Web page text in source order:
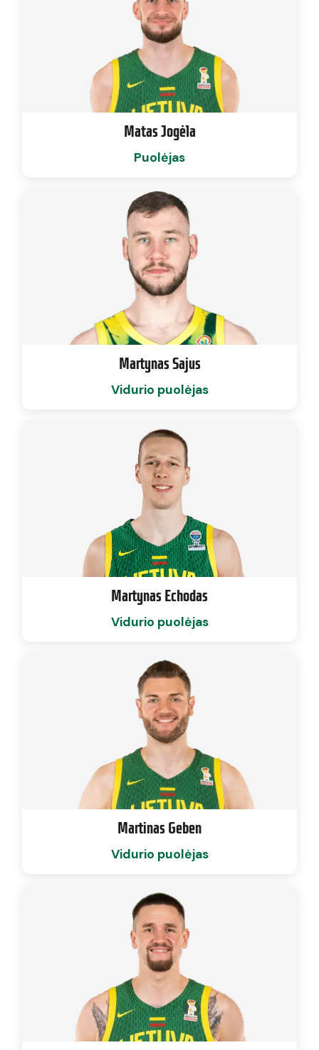
Matas Jogėla
Puolėjas
Martynas Sajus
Vidurio puolėjas
Martynas Echodas
Vidurio puolėjas
Martinas Geben
Vidurio puolėjas